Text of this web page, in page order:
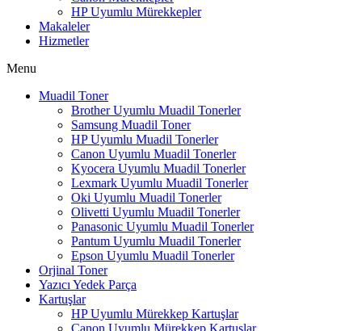
HP Uyumlu Mürekkepler
Makaleler
Hizmetler
Menu
Muadil Toner
Brother Uyumlu Muadil Tonerler
Samsung Muadil Toner
HP Uyumlu Muadil Tonerler
Canon Uyumlu Muadil Tonerler
Kyocera Uyumlu Muadil Tonerler
Lexmark Uyumlu Muadil Tonerler
Oki Uyumlu Muadil Tonerler
Olivetti Uyumlu Muadil Tonerler
Panasonic Uyumlu Muadil Tonerler
Pantum Uyumlu Muadil Tonerler
Epson Uyumlu Muadil Tonerler
Orjinal Toner
Yazıcı Yedek Parça
Kartuşlar
HP Uyumlu Mürekkep Kartuşlar